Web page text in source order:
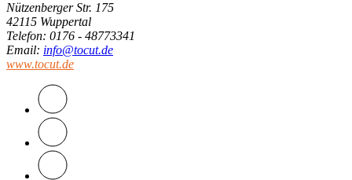
Nützenberger Str. 175
42115 Wuppertal
Telefon: 0176 - 48773341
Email: info@tocut.de
www.tocut.de